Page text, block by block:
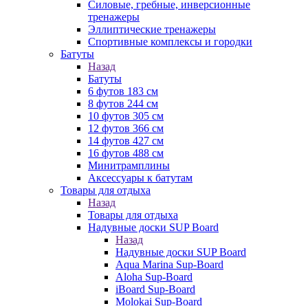
Силовые, гребные, инверсионные
тренажеры
Эллиптические тренажеры
Спортивные комплексы и городки
Батуты
Назад
Батуты
6 футов 183 см
8 футов 244 см
10 футов 305 см
12 футов 366 см
14 футов 427 см
16 футов 488 см
Минитрамплины
Аксессуары к батутам
Товары для отдыха
Назад
Товары для отдыха
Надувные доски SUP Board
Назад
Надувные доски SUP Board
Aqua Marina Sup-Board
Aloha Sup-Board
iBoard Sup-Board
Molokai Sup-Board